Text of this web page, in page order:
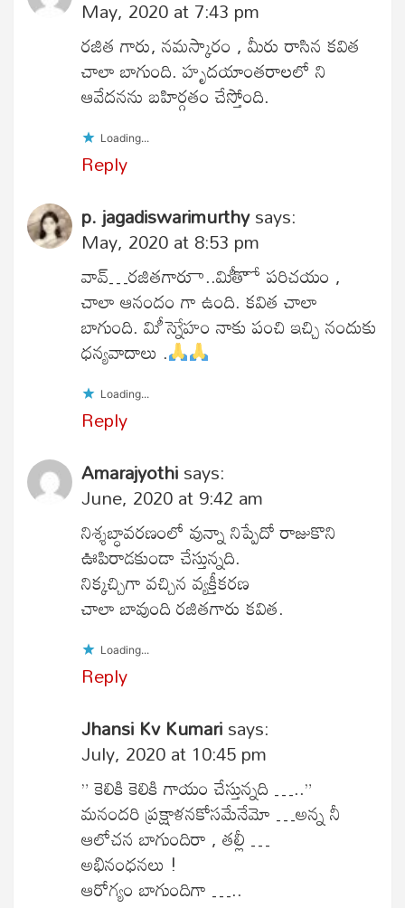
May, 2020 at 7:43 pm
రజిత గారు, నమస్కారం , మీరు రాసిన కవిత
చాలా బాగుంది. హృదయాంతరాలలో ని
ఆవేదనను బహిర్గతం చేస్తోంది.
Loading...
Reply
p. jagadiswarimurthysays:
May, 2020 at 8:53 pm
వావ్…రజితగారుా..మిీతొో పరిచయం ,
చాలా ఆనందం గా ఉంది. కవిత చాలా
బాగుంది. మిీ స్నెేహం నాకు పంచి ఇచ్చి నందుకు
ధన్యవాదాలు .
Loading...
Reply
Amarajyothisays:
June, 2020 at 9:42 am
నిశ్శబ్ధావరణంలో వున్నా నిప్పేదో రాజుకొని
ఊపిరాడకుండా చేస్తున్నది.
నిక్కచ్చిగా వచ్చిన వ్యక్తీకరణ
చాలా బావుంది రజితగారు కవిత.
Loading...
Reply
Jhansi Kv Kumarisays:
July, 2020 at 10:45 pm
” కెలికి కెలికి గాయం చేస్తున్నది …..”
మనందరి ప్రక్షాళనకోసమేనేమో …అన్న నీ
ఆలోచన బాగుందిరా , తల్లీ …
అభినంధనలు !
ఆరోగ్యం బాగుందిగా …..